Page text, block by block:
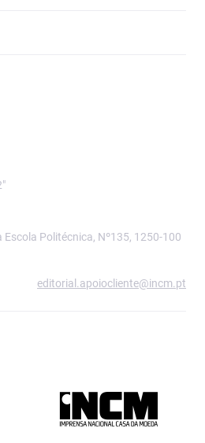
Politécnica, Nº135, 1250-100
editorial.apoiocliente@incm.pt